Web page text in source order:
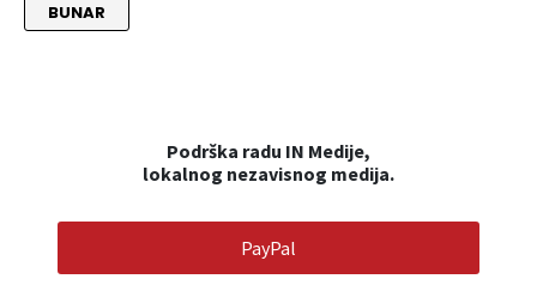
BUNAR
Podrška radu IN Medije,
lokalnog nezavisnog medija.
PayPal